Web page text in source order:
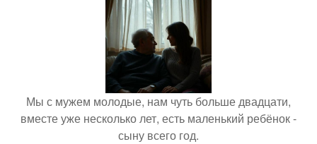
Мы с мужем молодые, нам чуть больше двадцати,
вместе уже несколько лет, есть маленький ребёнок -
сыну всего год.